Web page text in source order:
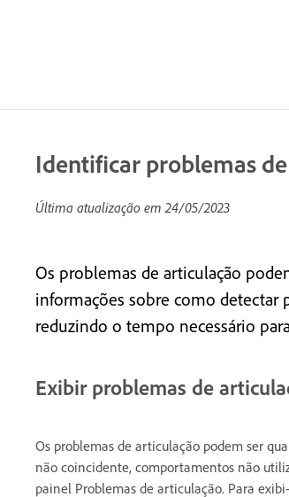
Identificar problemas
Última atualização em24/05/2023
Os problemas de articulação
informações sobre como detectar
reduzindo o tempo necessário
Exibir problemas de
Os problemas de articulação podem ser
não coincidente, comportamentos não
painel Problemas de articulação. Para